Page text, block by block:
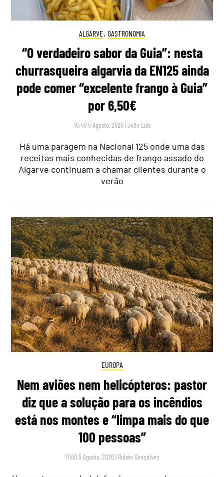
ALGARVE, GASTRONOMIA
“O verdadeiro sabor da Guia”: nesta
churrasqueira algarvia da EN125 ainda
pode comer “excelente frango à Guia”
por 6,50€
16:40 5 Agosto, 2026 |João Luís
Há uma paragem na Nacional 125 onde uma das
receitas mais conhecidas de frango assado do
Algarve continuam a chamar clientes durante o
verão
EUROPA
Nem aviões nem helicópteros: pastor
diz que a solução para os incêndios
está nos montes e “limpa mais do que
100 pessoas”
17:00 5 Agosto, 2026 | Rubén Gonçalves